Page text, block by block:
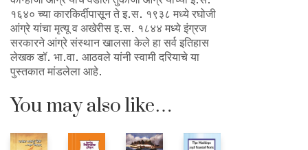
१६४० च्या कारकिर्दीपासून ते इ.स. १९३८ मध्ये रघोजी
आंग्रे यांचा मृत्यू व अखेरीस इ.स. १८४४ मध्ये इंग्रज
सरकारने आंग्रे संस्थान खालसा केले हा सर्व इतिहास
लेखक डॉ. भा.वा. आठवले यांनी स्वामी दरियाचे या
पुस्तकात मांडलेला आहे.
You may also like…